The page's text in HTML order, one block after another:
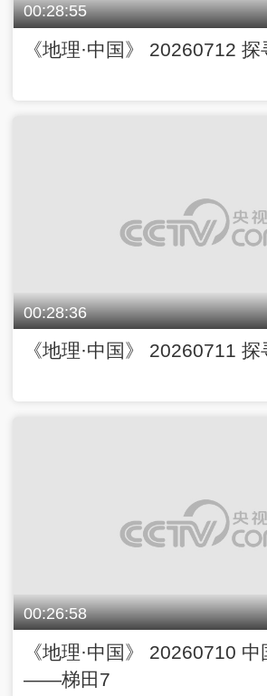
00:28:55
《地理·中国》 20260712 探
00:28:36
《地理·中国》 20260711 探
00:26:58
《地理·中国》 20260710
——梯田7